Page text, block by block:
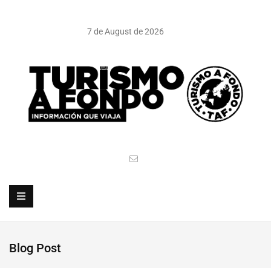
7 de August de 2026
Blog Post